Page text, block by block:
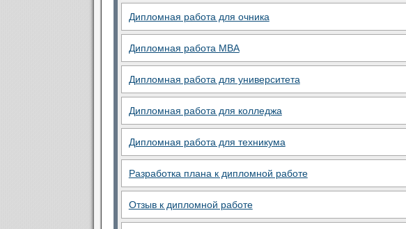
Дипломная работа для очника
Дипломная работа MBA
Дипломная работа для университета
Дипломная работа для колледжа
Дипломная работа для техникума
Разработка плана к дипломной работе
Отзыв к дипломной работе